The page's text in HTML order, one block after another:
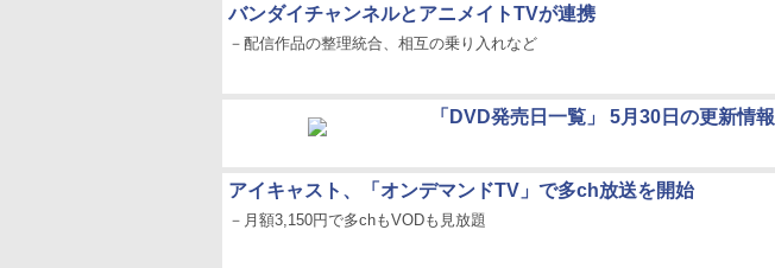
バンダイチャンネルとアニメイトTVが連携
－配信作品の整理統合、相互の乗り入れなど
「DVD発売日一覧」 5月30日の更新情報
アイキャスト、「オンデマンドTV」で多ch放送を開始
－月額3,150円で多chもVODも見放題